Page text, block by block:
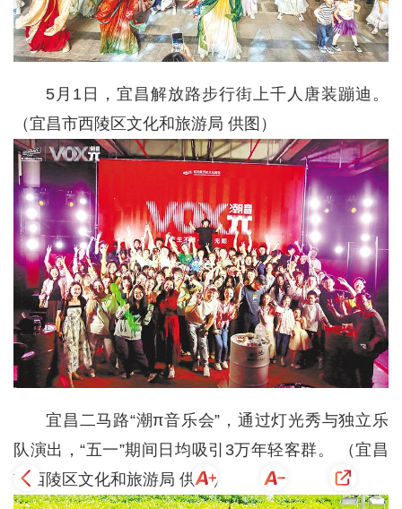
5月1日，宜昌解放路步行街上千人唐装蹦迪。
（宜昌市西陵区文化和旅游局 供图）
宜昌二马路“潮π音乐会”，通过灯光秀与独立乐
队演出，“五一”期间日均吸引3万年轻客群。 （宜昌
市西陵区文化和旅游局 供图）